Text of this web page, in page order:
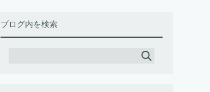
ブログ内を検索